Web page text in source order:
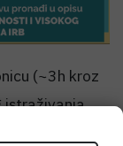
(~3h kroz
kako bi im
od tih